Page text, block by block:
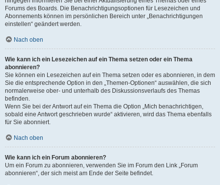
Forums des Boards. Die Benachrichtigungsoptionen für Lesezeichen und
Abonnements können im persönlichen Bereich unter „Benachrichtigungen
einstellen“ geändert werden.
Nach oben
Wie kann ich ein Lesezeichen auf ein Thema setzen oder ein Thema
abonnieren?
Sie können ein Lesezeichen auf ein Thema setzen oder es abonnieren, in dem
Sie die entsprechende Option in den „Themen-Optionen“ auswählen, die sich
normalerweise ober- und unterhalb des Diskussionsverlaufs des Themas
befinden.
Wenn Sie bei der Antwort auf ein Thema die Option „Mich benachrichtigen,
sobald eine Antwort geschrieben wurde“ aktivieren, wird das Thema ebenfalls
für Sie abonniert.
Nach oben
Wie kann ich ein Forum abonnieren?
Um ein Forum zu abonnieren, verwenden Sie im Forum den Link „Forum
abonnieren“, der sich meist am Ende der Seite befindet.